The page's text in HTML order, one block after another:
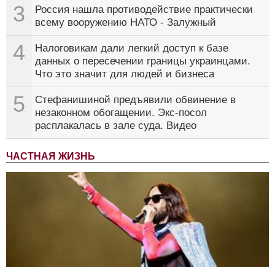
3
Россия нашла противодействие практически
всему вооружению НАТО - Залужный
4
Налоговикам дали легкий доступ к базе
данных о пересечении границы украинцами.
Что это значит для людей и бизнеса
5
Стефанишиной предъявили обвинение в
незаконном обогащении. Экс-посол
расплакалась в зале суда. Видео
ЧАСТНАЯ ЖИЗНЬ